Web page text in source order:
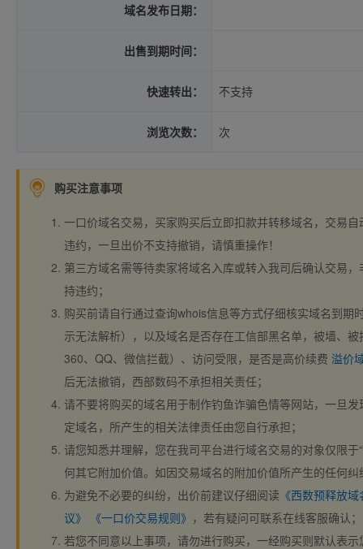
域名发布日期：
出售到期时间：
快速转出： 不支持
浏览次数： 次
购买注意事项
一口价域名交易，买家购买后立即扣款并转移域名，交易
违约，一旦出价不支持撤销，请慎重操作！
第三方域名需等待卖家将域名入库或转入我司后确认交易
持违约；
购买前请自行通过查询whois信息等方式仔细核实域名到期
示无法解析），以及域名是否存在工信部黑名单，被墙、
360、QQ、微信拦截）、访问受限，是否是高价续费 溢价
后无法撤销，西部数码不承担相关责任；
请不要将购买的域名用于制作钓鱼诈骗色情等网站，一旦
定域名，所产生的相关法律责任由您自行承担；
请您知悉并理解，您在我司平台进行域名交易的对象仅限于
何其它附加价值。如因交易域名的附加价值所产生的任何
为避免不必要的纠纷，出价前建议仔细阅读 《西数预释放
议》
《一口价交易规则》 ，若有疑问可联系在线客服确认；
若您不同意以上事项，请勿进行购买，一经购买则默认表